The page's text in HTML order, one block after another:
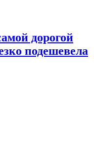
дорогой
подешевела